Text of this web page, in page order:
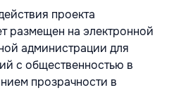
проекта
размещен на электронной
администрации для
с общественностью в
прозрачности в